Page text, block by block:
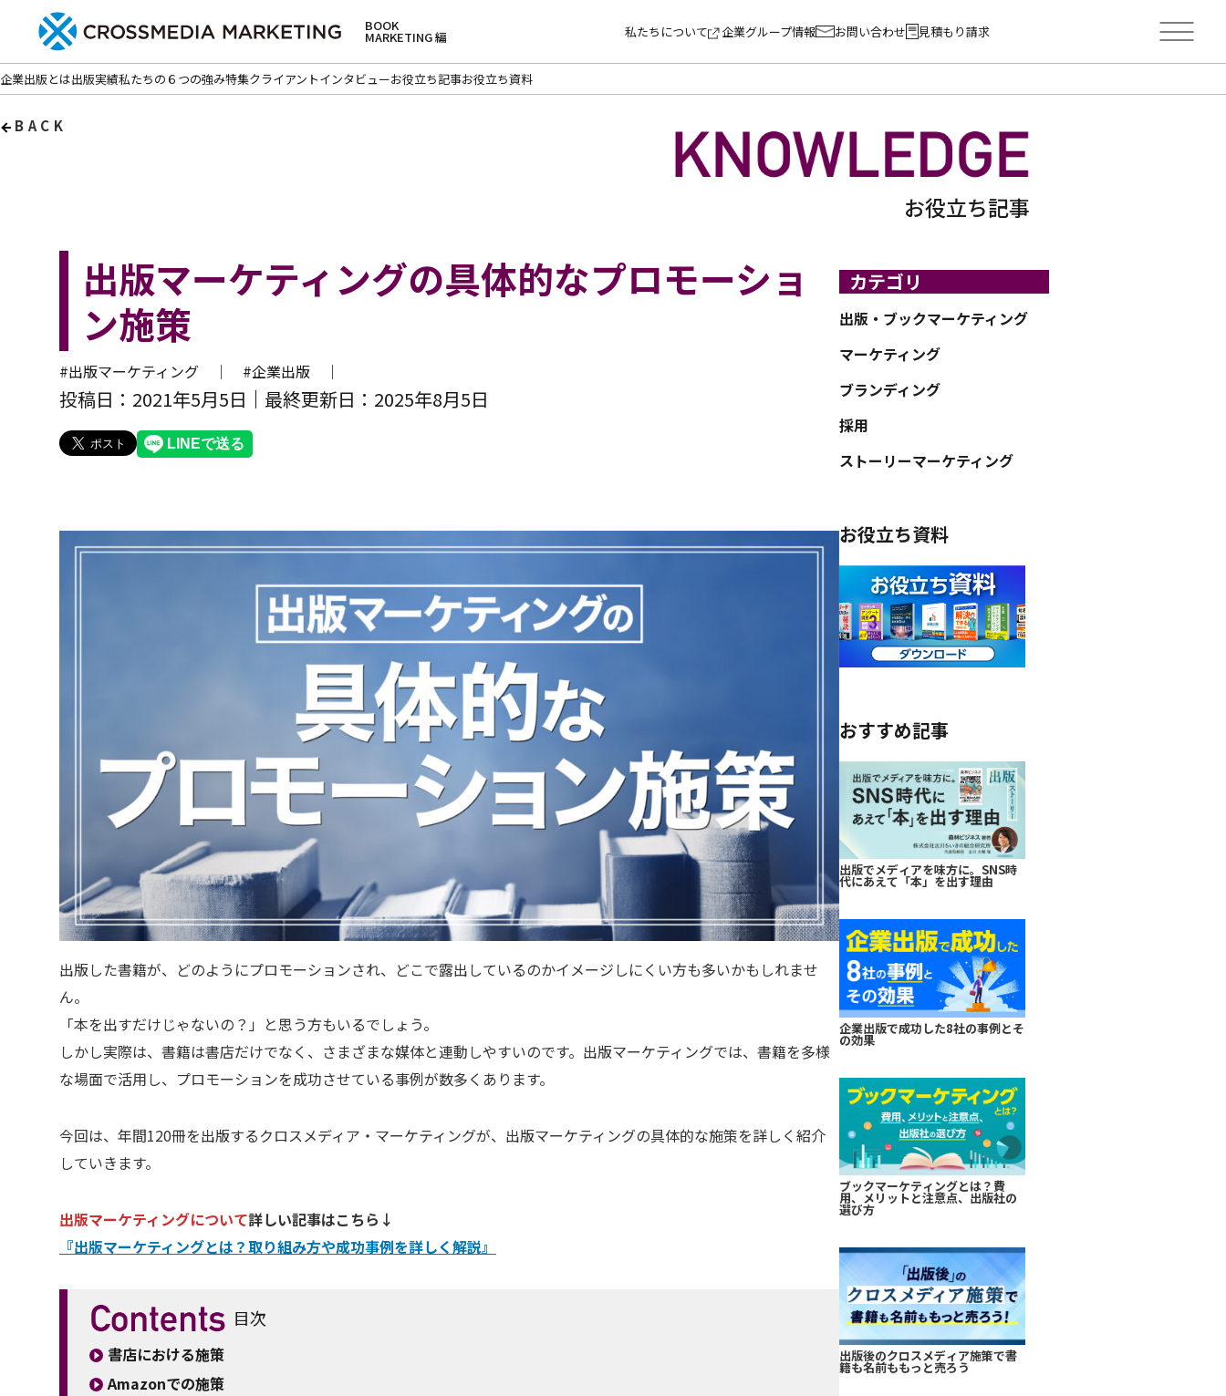
BOOK
MARKETING 編 私たちについて 企業グループ情報 お問い合わせ 見積もり請求
企業出版とは出版実績私たちの６つの強み特集クライアントインタビューお役立ち記事お役立ち資料
BACK
お役立ち記事
出版マーケティングの具体的なプロモーショ
ン施策
#出版マーケティング ｜ #企業出版 ｜
投稿日：2021年5月5日 最終更新日：2025年8月5日
出版した書籍が、どのようにプロモーションされ、どこで露出しているのかイメージしにくい方も多いかもしれませ
ん。
「本を出すだけじゃないの？」と思う方もいるでしょう。
しかし実際は、書籍は書店だけでなく、さまざまな媒体と連動しやすいのです。出版マーケティングでは、書籍を多様
な場面で活用し、プロモーションを成功させている事例が数多くあります。
今回は、年間120冊を出版するクロスメディア・マーケティングが、出版マーケティングの具体的な施策を詳しく紹介
していきます。
出版マーケティングについて詳しい記事はこちら↓
『出版マーケティングとは？取り組み方や成功事例を詳しく解説』
目次
書店における施策
Amazonでの施策
カテゴリ
出版・ブックマーケティング
マーケティング
ブランディング
採用
ストーリーマーケティング
お役立ち資料
おすすめ記事
出版でメディアを味方に。SNS時
代にあえて「本」を出す理由
企業出版で成功した8社の事例とそ
の効果
ブックマーケティングとは？費
用、メリットと注意点、出版社の
選び方
出版後のクロスメディア施策で書
籍も名前ももっと売ろう